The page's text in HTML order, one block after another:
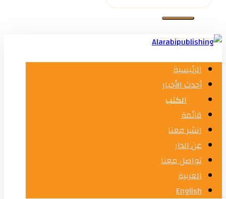
الرئيسية
أحدث الأخبار
الكتب
قائمة
انشر معنا
عن الدار
تواصل معنا
العربية
English